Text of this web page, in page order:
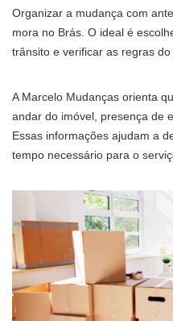
Organizar a mudança com
mora no Brás. O ideal é
trânsito e verificar as regras
A Marcelo Mudanças orienta
andar do imóvel, presença de
Essas informações ajudam a
tempo necessário para o